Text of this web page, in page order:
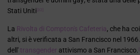
Stati Uniti [32]
La Rivolta di Compton's Cafeteria, che ha
altri, si è verificata a San Francisco nel 1966.
dell'transgender attivismo a San Francisco.